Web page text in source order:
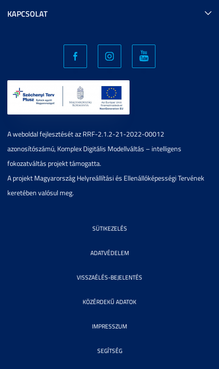
KAPCSOLAT
A weboldal fejlesztését az RRF-2.1.2-21-2022-00012
azonosítószámú, Komplex Digitális Modellváltás – intelligens
fokozatváltás projekt támogatta.
A projekt Magyarország Helyreállítási és Ellenállóképességi Tervének
keretében valósul meg.
SÜTIKEZELÉS
ADATVÉDELEM
VISSZAÉLÉS-BEJELENTÉS
KÖZÉRDEKŰ ADATOK
IMPRESSZUM
SEGÍTSÉG